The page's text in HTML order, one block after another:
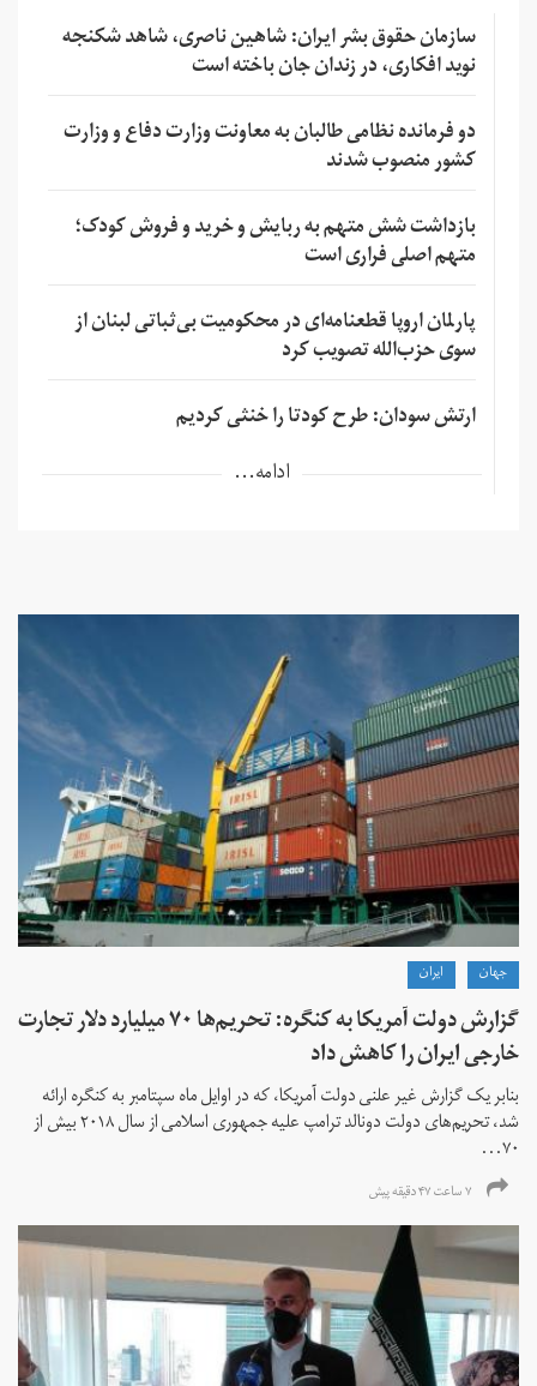
سازمان حقوق بشر ایران: شاهین ناصری، شاهد شکنجه
نوید افکاری، در زندان جان باخته است
دو فرمانده نظامی طالبان به معاونت وزارت دفاع و وزارت
کشور منصوب شدند
بازداشت شش متهم به ربایش و خرید و فروش کودک؛
متهم اصلی فراری است
پارلمان اروپا قطعنامه‌ای در محکومیت بی‌ثباتی لبنان از
سوی حزب‌الله تصویب کرد
ارتش سودان: طرح کودتا را خنثی کردیم
ادامه...
جهان ايران
گزارش دولت آمریکا به کنگره: تحریم‌ها ۷۰ میلیارد دلار تجارت
خارجی ایران را کاهش داد
بنابر یک گزارش غیر علنی دولت آمریکا، که در اوایل ماه سپتامبر به کنگره ارائه
شد، تحریم‌های دولت دونالد ترامپ علیه جمهوری اسلامی از سال ۲۰۱۸ بیش از
۷۰...
۷ ساعت ۴۷ دقیقه پیش